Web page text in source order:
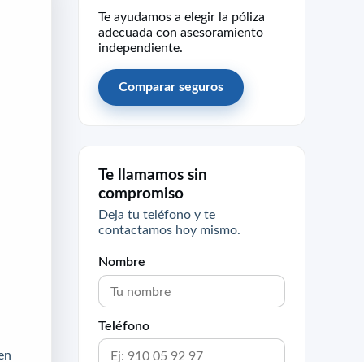
Te ayudamos a elegir la póliza
adecuada con asesoramiento
independiente.
Comparar seguros
Te llamamos sin
compromiso
Deja tu teléfono y te
contactamos hoy mismo.
Nombre
Teléfono